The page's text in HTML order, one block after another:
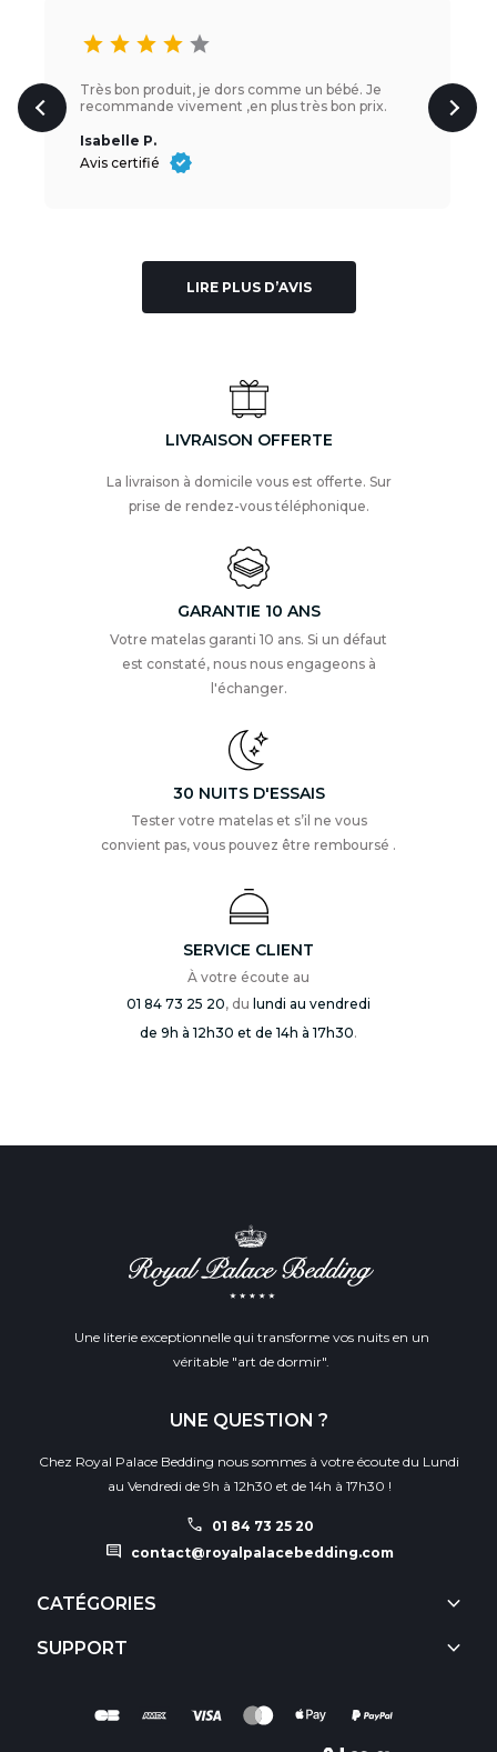
star star star star star
Très bon produit, je dors comme un bébé. Je
recommande vivement ,en plus très bon prix.
Isabelle P.
Avis certifié
LIRE PLUS D’AVIS
LIVRAISON OFFERTE
La livraison à domicile vous est offerte. Sur
prise de rendez-vous téléphonique.
GARANTIE 10 ANS
Votre matelas garanti 10 ans. Si un défaut
est constaté, nous nous engageons à
l'échanger.
30 NUITS D'ESSAIS
Tester votre matelas et s’il ne vous
convient pas, vous pouvez être remboursé .
SERVICE CLIENT
À votre écoute au
01 84 73 25 20, du lundi au vendredi
de 9h à 12h30 et de 14h à 17h30.
Une literie exceptionnelle qui transforme vos nuits en un
véritable "art de dormir".
UNE QUESTION ?
Chez Royal Palace Bedding nous sommes à votre écoute du Lundi
au Vendredi de 9h à 12h30 et de 14h à 17h30 !
call 01 84 73 25 20
comment contact@royalpalacebedding.com
CATÉGORIES keyboard_arrow_down
SUPPORT keyboard_arrow_down